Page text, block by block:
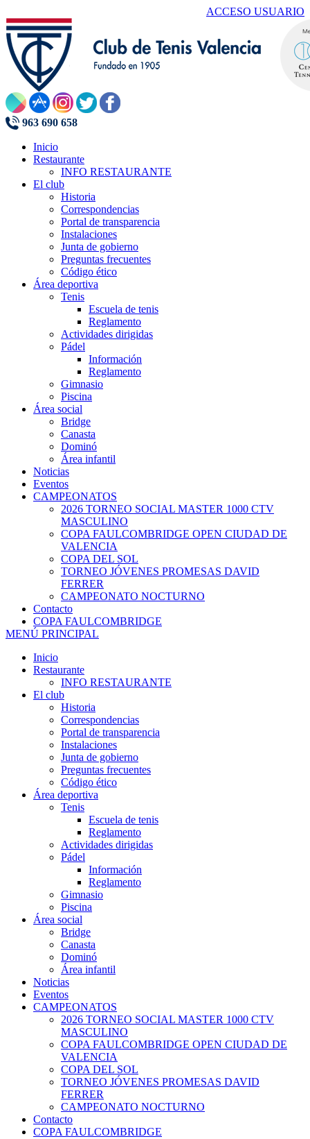
ACCESO USUARIO
963 690 658
Inicio
Restaurante
INFO RESTAURANTE
El club
Historia
Correspondencias
Portal de transparencia
Instalaciones
Junta de gobierno
Preguntas frecuentes
Código ético
Área deportiva
Tenis
Escuela de tenis
Reglamento
Actividades dirigidas
Pádel
Información
Reglamento
Gimnasio
Piscina
Área social
Bridge
Canasta
Dominó
Área infantil
Noticias
Eventos
CAMPEONATOS
2026 TORNEO SOCIAL MASTER 1000 CTV
MASCULINO
COPA FAULCOMBRIDGE OPEN CIUDAD DE
VALENCIA
COPA DEL SOL
TORNEO JÓVENES PROMESAS DAVID
FERRER
CAMPEONATO NOCTURNO
Contacto
COPA FAULCOMBRIDGE
MENÚ PRINCIPAL
Inicio
Restaurante
INFO RESTAURANTE
El club
Historia
Correspondencias
Portal de transparencia
Instalaciones
Junta de gobierno
Preguntas frecuentes
Código ético
Área deportiva
Tenis
Escuela de tenis
Reglamento
Actividades dirigidas
Pádel
Información
Reglamento
Gimnasio
Piscina
Área social
Bridge
Canasta
Dominó
Área infantil
Noticias
Eventos
CAMPEONATOS
2026 TORNEO SOCIAL MASTER 1000 CTV
MASCULINO
COPA FAULCOMBRIDGE OPEN CIUDAD DE
VALENCIA
COPA DEL SOL
TORNEO JÓVENES PROMESAS DAVID
FERRER
CAMPEONATO NOCTURNO
Contacto
COPA FAULCOMBRIDGE